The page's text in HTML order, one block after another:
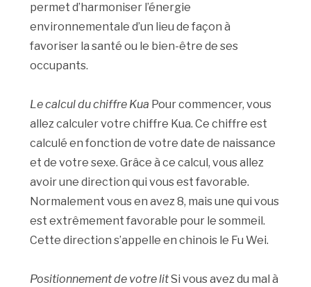
permet d’harmoniser l’énergie
environnementale d’un lieu de façon à
favoriser la santé ou le bien-être de ses
occupants.
Le calcul du chiffre Kua Pour commencer, vous
allez calculer votre chiffre Kua. Ce chiffre est
calculé en fonction de votre date de naissance
et de votre sexe. Grâce à ce calcul, vous allez
avoir une direction qui vous est favorable.
Normalement vous en avez 8, mais une qui vous
est extrêmement favorable pour le sommeil.
Cette direction s’appelle en chinois le Fu Wei.
Positionnement de votre litSi vous avez du mal à